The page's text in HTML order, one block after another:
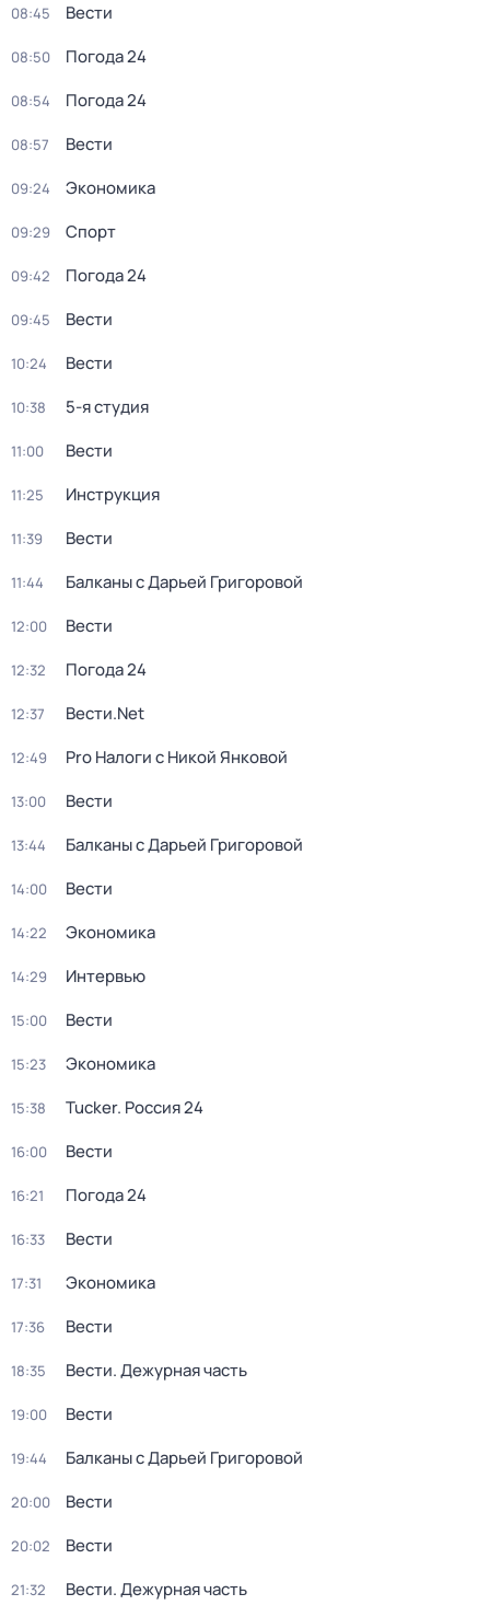
08:45 Вести
08:50 Погода 24
08:54 Погода 24
08:57 Вести
09:24 Экономика
09:29 Спорт
09:42 Погода 24
09:45 Вести
10:24 Вести
10:38 5-я студия
11:00 Вести
11:25 Инструкция
11:39 Вести
11:44 Балканы с Дарьей Григоровой
12:00 Вести
12:32 Погода 24
12:37 Вести.Net
12:49 Pro Налоги с Никой Янковой
13:00 Вести
13:44 Балканы с Дарьей Григоровой
14:00 Вести
14:22 Экономика
14:29 Интервью
15:00 Вести
15:23 Экономика
15:38 Tucker. Россия 24
16:00 Вести
16:21 Погода 24
16:33 Вести
17:31 Экономика
17:36 Вести
18:35 Вести. Дежурная часть
19:00 Вести
19:44 Балканы с Дарьей Григоровой
20:00 Вести
20:02 Вести
21:32 Вести. Дежурная часть